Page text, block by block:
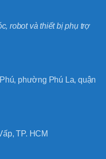
robot và thiết bị phụ trợ
phường Phú La, quận
TP. HCM